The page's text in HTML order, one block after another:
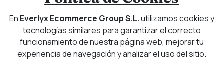
En Everlyx Ecommerce Group S.L.utilizamos cookies y
tecnologías similares para garantizar el correcto
funcionamiento de nuestra página web, mejorar tu
experiencia de navegación y analizar el uso del sitio.